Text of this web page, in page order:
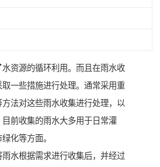
资源的循环利用。而且在雨水收
一些措施进行处理。通常采用重
法对这些雨水收集进行处理，以
前收集的雨水大多用于日常灌
化等方面。
水根据需求进行收集后，并经过